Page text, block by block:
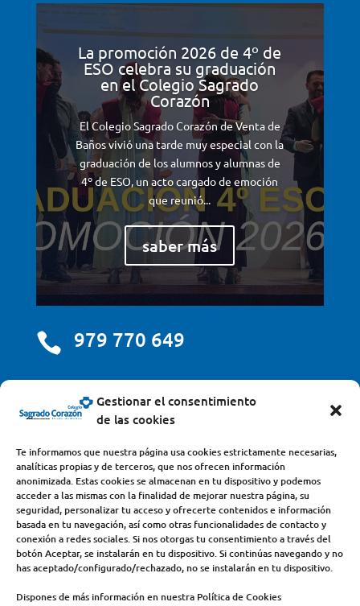
Gestionar el consentimiento
de las cookies
Te informamos que nuestra página usa cookies estrictamente necesarias,
analíticas propias y de terceros, que nos ofrecen información
anonimizada. Estas cookies se almacenan en tu dispositivo y podemos
acceder a las mismas con la finalidad de mejorar nuestra página, su
seguridad, personalizar tu acceso y ofrecerte contenidos e información
basada en tu navegación, así como otras funcionalidades de contacto y
conexión a redes sociales. Si nos otorgas tu consentimiento a través del
botón Aceptar, se instalarán en tu dispositivo. Si continúas navegando y no
has aceptado/configurado/rechazado, no se instalarán en tu dispositivo.
Dispones de más información en nuestra Política de Cookies
La promoción 2026 de 4º de
ESO celebra su graduación
en el Colegio Sagrado
Corazón
El Colegio Sagrado Corazón de Venta de
Baños vivió una tarde muy especial con la
graduación de los alumnos y alumnas de
4º de ESO, un acto cargado de emoción
que reunió...
saber más
 979 770 649
centro@scjdehon.com
Colegio y Seminario Sagrado Corazón
Avda. Castilla y León, s/n – 34200 – Venta de Baños
(Palencia) – Teléfono 979770649